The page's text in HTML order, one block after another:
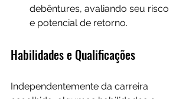
debêntures, avaliando seu risco
e potencial de retorno.
Habilidades e Qualificações
Independentemente da carreira